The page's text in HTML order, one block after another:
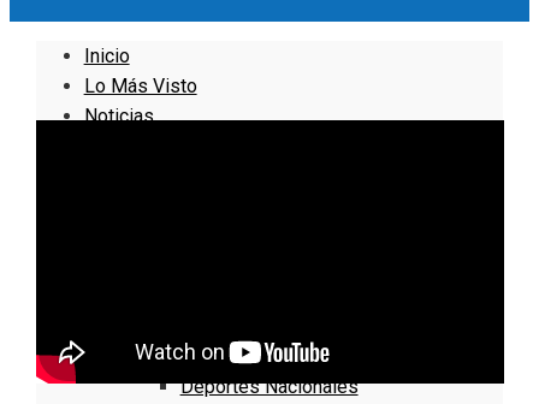
Inicio
Lo Más Visto
Noticias
Deportes Locales
Deportes Nacionales